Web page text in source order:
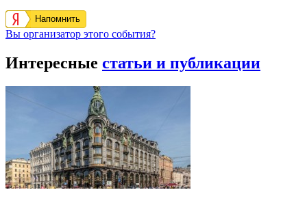
Напомнить
Вы организатор этого события?
Интересные статьи и публикации